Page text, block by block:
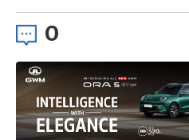
0